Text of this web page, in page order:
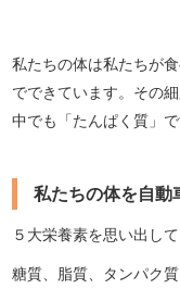
私たちの体は私たちが
でできています。その
中でも「たんぱく質」で
私たちの体を自動
５大栄養素を思い出して
糖質、脂質、タンパク